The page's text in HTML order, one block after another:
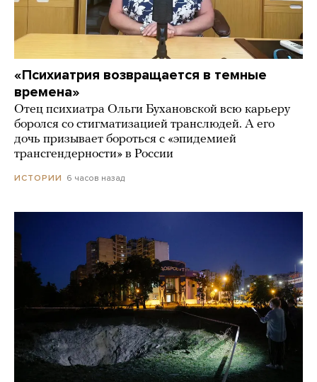
«Психиатрия возвращается в темные
времена»
Отец психиатра Ольги Бухановской всю карьеру
боролся со стигматизацией транслюдей. А его
дочь призывает бороться с «эпидемией
трансгендерности» в России
ИСТОРИИ 6 часов назад